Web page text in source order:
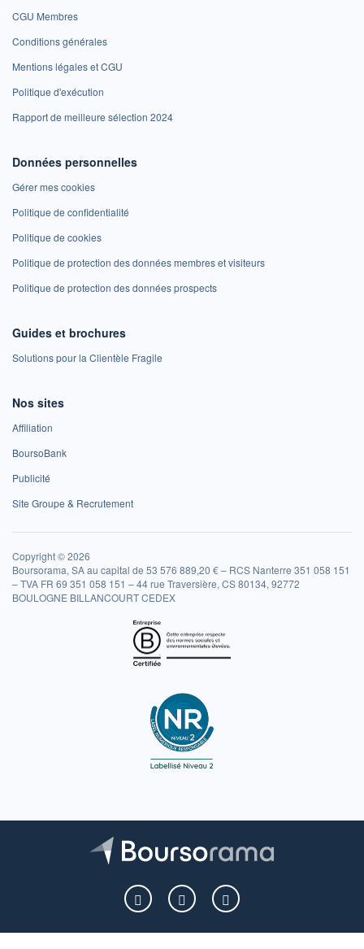
CGU Membres
Conditions générales
Mentions légales et CGU
Politique d'exécution
Rapport de meilleure sélection 2024
Données personnelles
Gérer mes cookies
Politique de confidentialité
Politique de cookies
Politique de protection des données membres et visiteurs
Politique de protection des données prospects
Guides et brochures
Solutions pour la Clientèle Fragile
Nos sites
Affiliation
BoursoBank
Publicité
Site Groupe & Recrutement
Copyright © 2026
Boursorama, SA au capital de 53 576 889,20 € – RCS Nanterre 351 058 151
– TVA FR 69 351 058 151 – 44 rue Traversière, CS 80134, 92772
BOULOGNE BILLANCOURT CEDEX
Boursorama sur Facebook
Boursorama sur XBoursorama sur